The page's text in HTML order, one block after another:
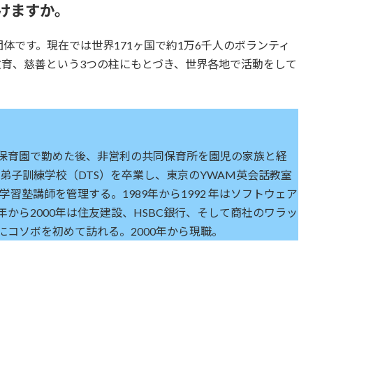
すか。
です。現在では世界171ヶ国で約1万6千人のボランティ
、慈善という3つの柱にもとづき、世界各地で活動をして
育園で勤めた後、非営利の共同保育所を園児の家族と経
子訓練学校（DTS）を卒業し、東京のYWAM英会話教室
習塾講師を管理する。1989年から1992 年はソフトウェア
ら2000年は住友建設、HSBC銀行、そして商社のワラッ
ソボを初めて訪れる。2000年から現職。